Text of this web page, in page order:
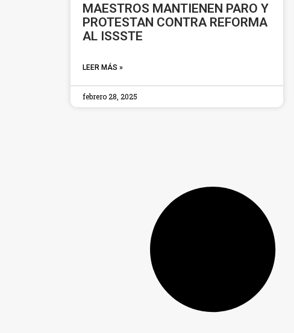
MAESTROS MANTIENEN PARO Y
PROTESTAN CONTRA REFORMA
AL ISSSTE
LEER MÁS »
febrero 28, 2025